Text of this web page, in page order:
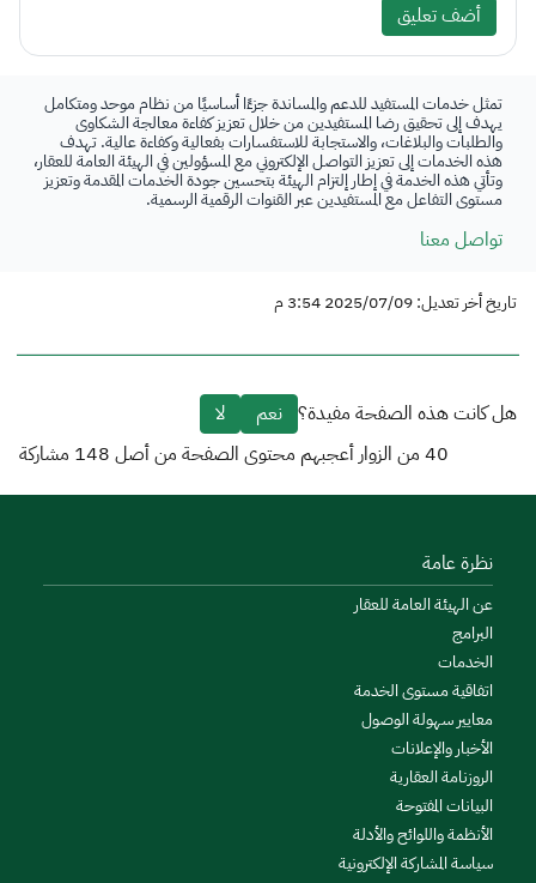
أضف تعليق
تمثل خدمات المستفيد للدعم والمساندة جزءًا أساسيًا من نظام موحد ومتكامل
يهدف إلى تحقيق رضا المستفيدين من خلال تعزيز كفاءة معالجة الشكاوى
والطلبات والبلاغات، والاستجابة للاستفسارات بفعالية وكفاءة عالية. تهدف
هذه الخدمات إلى تعزيز التواصل الإلكتروني مع المسؤولين في الهيئة العامة للعقار،
وتأتي هذه الخدمة في إطار إلتزام الهيئة بتحسين جودة الخدمات المقدمة وتعزيز
مستوى التفاعل مع المستفيدين عبر القنوات الرقمية الرسمية.
تواصل معنا
تاريخ أخر تعديل: 2025/07/09 3:54 م
هل كانت هذه الصفحة مفيدة؟ نعم
لا
40 من الزوار أعجبهم محتوى الصفحة من أصل 148 مشاركة
نظرة عامة
عن الهيئة العامة للعقار
البرامج
الخدمات
اتفاقية مستوى الخدمة
معايير سهولة الوصول
الأخبار والإعلانات
الروزنامة العقارية
البيانات المفتوحة
الأنظمة واللوائح والأدلة
سياسة المشاركة الإلكترونية